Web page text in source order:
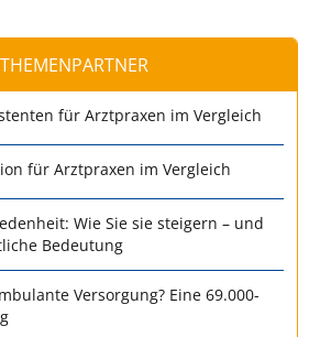
THEMENPARTNER
für Arztpraxen im Vergleich
für Arztpraxen im Vergleich
Wie Sie sie steigern – und
Bedeutung
Versorgung? Eine 69.000-